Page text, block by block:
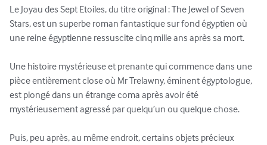
Le Joyau des Sept Etoiles, du titre original : The Jewel of Seven
Stars, est un superbe roman fantastique sur fond égyptien où
une reine égyptienne ressuscite cinq mille ans après sa mort.
Une histoire mystérieuse et prenante qui commence dans une
pièce entièrement close où Mr Trelawny, éminent égyptologue,
est plongé dans un étrange coma après avoir été
mystérieusement agressé par quelqu’un ou quelque chose.
Puis, peu après, au même endroit, certains objets précieux